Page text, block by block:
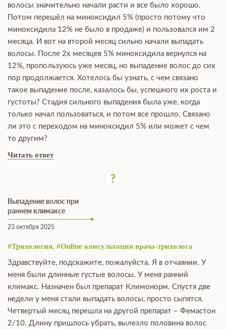
волосы значительно начали расти и все было хорошо.
Потом перешёл на миноксидил 5% (просто потому что
миноксидила 12% не было в продаже) и пользовался им 2
месяца. И вот на второй месяц сильно начали выпадать
волосы. После 2х месяцев 5% миноксидила вернулся на
12%, пропользуюсь уже месяц, но выпадение волос до сих
пор продолжается. Хотелось бы узнать, с чем связано
такое выпадение после, казалось бы, успешного их роста и
густоты? Стадия сильного выпадения была уже, когда
только начал пользоваться, и потом все прошло. Связано
ли это с переходом на миноксидил 5% или может с чем
то другим?
Читать ответ
Выпадение волос при
раннем климаксе
23 октября 2025
#Трихология, #Online консультация врача-трихолога
Здравствуйте, подскажите, пожалуйста. Я в отчаянии. У
меня были длинные густые волосы. У меня ранний
климакс. Назначен был препарат Климонорм. Спустя две
недели у меня стали выпадать волосы, просто сыпятся.
Четвертый месяц перешла на другой препарат – Фемастон
2/10. Длину пришлось убрать, вылезло половина волос